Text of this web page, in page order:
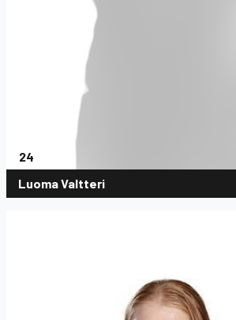
24
Luoma Valtteri